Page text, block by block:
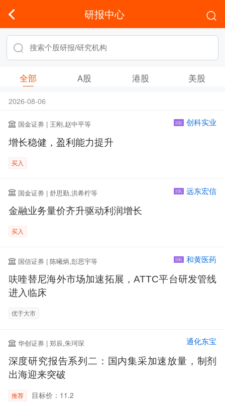
研报中心
全部 A股 港股 美股
2026-08-06
国金证券 | 王刚,赵中平等 HK 创科实业
增长稳健，盈利能力提升
买入
国金证券 | 舒思勤,洪希柠等 HK 远东宏信
金融业务量价齐升驱动利润增长
买入
国信证券 | 陈曦炳,彭思宇等 HK 和黄医药
呋喹替尼海外市场加速拓展，ATTC平台研发管线
进入临床
优于大市
华创证券 | 郑辰,朱珂琛 通化东宝
深度研究报告系列二：国内集采加速放量，制剂
出海迎来突破
推荐 目标价：11.2